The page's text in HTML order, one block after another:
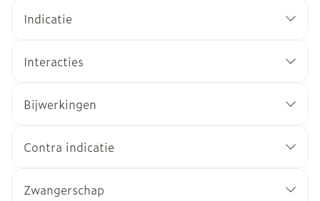
Indicatie
Interacties
Bijwerkingen
Contra indicatie
Zwangerschap